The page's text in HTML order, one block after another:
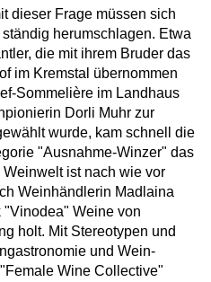
dieser Frage müssen sich
herumschlagen. Etwa
die mit ihrem Bruder das
im Kremstal übernommen
Sommelière im Landhaus
Dorli Muhr zur
wurde, kam schnell die
"Ausnahme-Winzer" das
ist nach wie vor
Weinhändlerin Madlaina
"Vinodea" Weine von
holt. Mit Stereotypen und
und Wein-
Wine Collective"